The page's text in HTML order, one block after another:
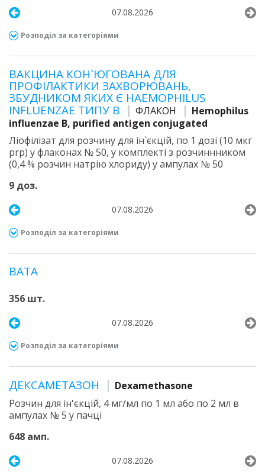
07.08.2026
Розподіл за категоріями
ВАКЦИНА КОН`ЮГОВАНА ДЛЯ
ПРОФІЛАКТИКИ ЗАХВОРЮВАНЬ,
ЗБУДНИКОМ ЯКИХ Є HAEMOPHILUS
INFLUENZAE ТИПУ B
ФЛАКОН
Hemophilus
influenzae B, purified antigen conjugated
Ліофілізат для розчину для ін`єкцій, по 1 дозі (10 мкг
prp) у флаконах № 50, у комплекті з розчиннником
(0,4 % розчин натрію хлориду) у ампулах № 50
9 доз.
07.08.2026
Розподіл за категоріями
ВАТА
356 шт.
07.08.2026
Розподіл за категоріями
ДЕКСАМЕТАЗОН
Dexamethasone
Розчин для ін'єкцій, 4 мг/мл по 1 мл або по 2 мл в
ампулах № 5 у пачці
648 амп.
07.08.2026